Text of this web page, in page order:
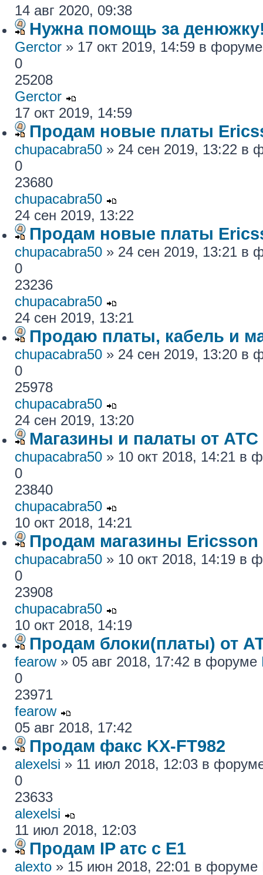
14 авг 2020, 09:38
Нужна помощь за
Gerctor » 17 окт 2019, 14:59 в
0
25208
Gerctor
17 окт 2019, 14:59
Продам новые платы
chupacabra50 » 24 сен 2019, 13:22 в
0
23680
chupacabra50
24 сен 2019, 13:22
Продам новые платы
chupacabra50 » 24 сен 2019, 13:21 в
0
23236
chupacabra50
24 сен 2019, 13:21
Продаю платы, кабель и
chupacabra50 » 24 сен 2019, 13:20 в
0
25978
chupacabra50
24 сен 2019, 13:20
Магазины и палаты от
chupacabra50 » 10 окт 2018, 14:21 в
0
23840
chupacabra50
10 окт 2018, 14:21
Продам магазины Ericsson
chupacabra50 » 10 окт 2018, 14:19 в
0
23908
chupacabra50
10 окт 2018, 14:19
Продам блоки(платы) от
fearow» 05 авг 2018, 17:42 в форуме
0
23971
fearow
05 авг 2018, 17:42
Продам факс KX-FT982
alexelsi » 11 июл 2018, 12:03 в
0
23633
alexelsi
11 июл 2018, 12:03
Продам IP атс с E1
alexto » 15 июн 2018, 22:01 в форуме